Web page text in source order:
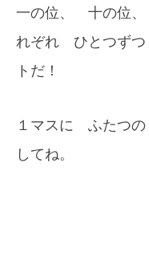
一の位、 十の位
れぞれ ひとつず
トだ！
１マスに ふたつ
してね。